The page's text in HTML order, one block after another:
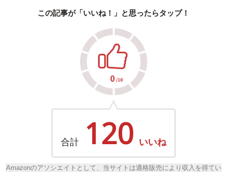
この記事が「いいね！」と思ったらタップ！
合計 120 いいね
Amazonのアソシエイトとして、当サイトは適格販売により収入を得てい